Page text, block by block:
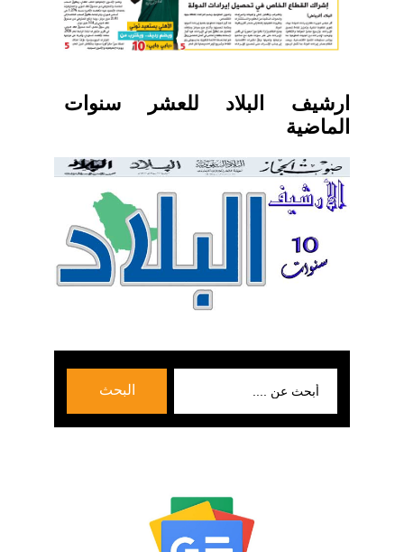
ارشيف البلاد للعشر سنوات
الماضية
البحث